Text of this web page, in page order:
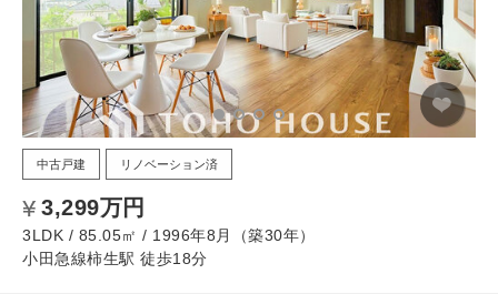
中古戸建 リノベーション済
3,299万円
3LDK / 85.05㎡ / 1996年8月（築30年）
小田急線柿生駅 徒歩18分